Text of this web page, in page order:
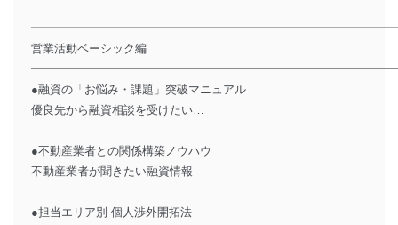
営業活動ベーシック編
●融資の「お悩み・課題」突破マニュアル
優良先から融資相談を受けたい…
●不動産業者との関係構築ノウハウ
不動産業者が聞きたい融資情報
●担当エリア別 個人渉外開拓法